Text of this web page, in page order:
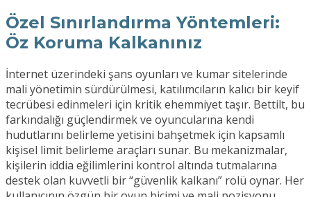
Özel Sınırlandırma Yöntemleri:
Öz Koruma Kalkanınız
İnternet üzerindeki şans oyunları ve kumar sitelerinde
mali yönetimin sürdürülmesi, katılımcıların kalıcı bir keyif
tecrübesi edinmeleri için kritik ehemmiyet taşır. Bettilt, bu
farkındalığı güçlendirmek ve oyuncularına kendi
hudutlarını belirleme yetisini bahşetmek için kapsamlı
kişisel limit belirleme araçları sunar. Bu mekanizmalar,
kişilerin iddia eğilimlerini kontrol altında tutmalarına
destek olan kuvvetli bir “güvenlik kalkanı” rolü oynar. Her